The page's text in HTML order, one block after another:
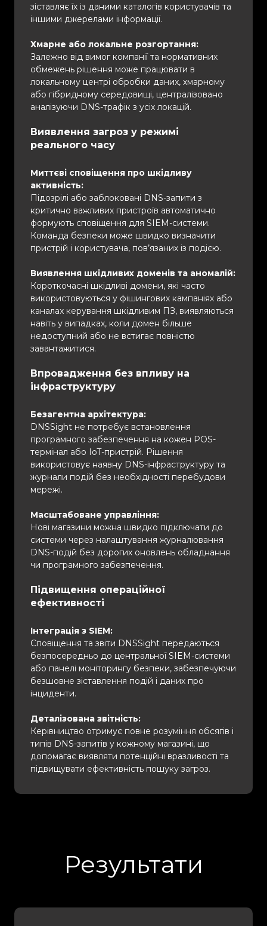
зіставляє їх із даними каталогів користувачів та
іншими джерелами інформації.
Хмарне або локальне розгортання:
Залежно від вимог компанії та нормативних
обмежень рішення може працювати в
локальному центрі обробки даних, хмарному
або гібридному середовищі, централізовано
аналізуючи DNS-трафік з усіх локацій.
Виявлення загроз у режимі
реального часу
Миттєві сповіщення про шкідливу
активність:
Підозрілі або заблоковані DNS-запити з
критично важливих пристроїв автоматично
формують сповіщення для SIEM-системи.
Команда безпеки може швидко визначити
пристрій і користувача, пов’язаних із подією.
Виявлення шкідливих доменів та аномалій:
Короткочасні шкідливі домени, які часто
використовуються у фішингових кампаніях або
каналах керування шкідливим ПЗ, виявляються
навіть у випадках, коли домен більше
недоступний або не встигає повністю
завантажитися.
Впровадження без впливу на
інфраструктуру
Безагентна архітектура:
DNSSight не потребує встановлення
програмного забезпечення на кожен POS-
термінал або IoT-пристрій. Рішення
використовує наявну DNS-інфраструктуру та
журнали подій без необхідності перебудови
мережі.
Масштабоване управління:
Нові магазини можна швидко підключати до
системи через налаштування журналювання
DNS-подій без дорогих оновлень обладнання
чи програмного забезпечення.
Підвищення операційної
ефективності
Інтеграція з SIEM:
Сповіщення та звіти DNSSight передаються
безпосередньо до центральної SIEM-системи
або панелі моніторингу безпеки, забезпечуючи
безшовне зіставлення подій і даних про
інциденти.
Деталізована звітність:
Керівництво отримує повне розуміння обсягів і
типів DNS-запитів у кожному магазині, що
допомагає виявляти потенційні вразливості та
підвищувати ефективність пошуку загроз.
Результати